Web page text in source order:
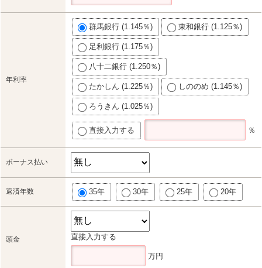
年利率
群馬銀行 (1.145％) 東和銀行 (1.125％)
足利銀行 (1.175％)
八十二銀行 (1.250％)
たかしん (1.225％) しののめ (1.145％)
ろうきん (1.025％)
直接入力する ％
ボーナス払い
返済年数 35年 30年 25年 20年
頭金 直接入力する
万円